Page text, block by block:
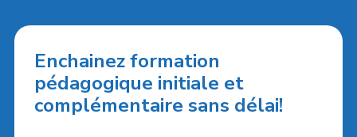
Enchainez formation
pédagogique initiale et
complémentaire sans délai!